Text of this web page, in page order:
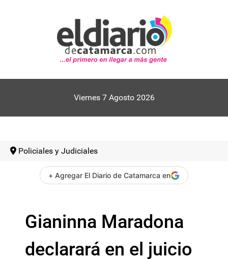
Viernes 7 Agosto 2026
Policiales y Judiciales
+ Agregar El Diario de Catamarca en
Gianinna Maradona
declarará en el juicio